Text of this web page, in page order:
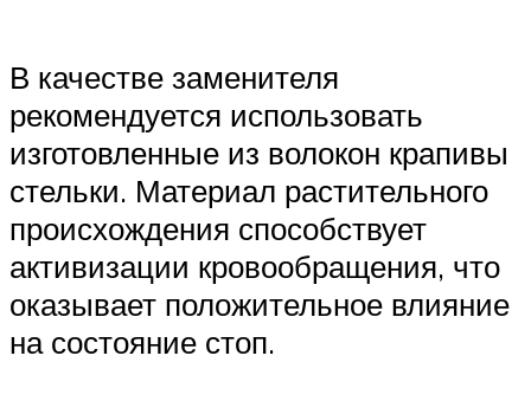
В качестве заменителя
рекомендуется использовать
изготовленные из волокон крапивы
стельки. Материал растительного
происхождения способствует
активизации кровообращения, что
оказывает положительное влияние
на состояние стоп.